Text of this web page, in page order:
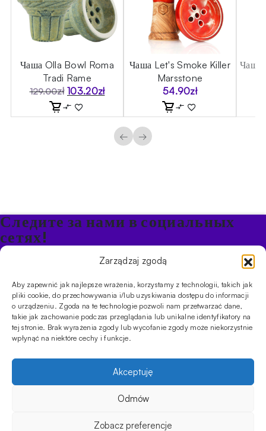
Zarządzaj zgodą
Aby zapewnić jak najlepsze wrażenia, korzystamy z technologii, takich jak
pliki cookie, do przechowywania i/lub uzyskiwania dostępu do informacji
o urządzeniu. Zgoda na te technologie pozwoli nam przetwarzać dane,
takie jak zachowanie podczas przeglądania lub unikalne identyfikatory na
tej stronie. Brak wyrażenia zgody lub wycofanie zgody może niekorzystnie
wpłynąć na niektóre cechy i funkcje.
Akceptuję
Odmów
Zobacz preferencje
Чаша Olla Bowl Roma
Tradi Rame
129.00zł Первоначальная
цена
103.20zł
Текущая
цена:
Чаша Let's Smoke Killer
Marsstone
54.90zł
Чаша
← →
Следите за нами в социальных
сетях!
Будьте в курсе акций и новостей в Кальяне
ПРОДУКТЫ
КальяныЧашиУгли и розжигПродукты безникотиновые
ИНФОРМАЦИЯ
АКЦИИFAQФирмыПравила работы магазина
УСЛУГИ
МагазинОбучения
CYBUCH - SHISHA SKLEP
кальяна, и с помощью наших гидов вы сможете устроить